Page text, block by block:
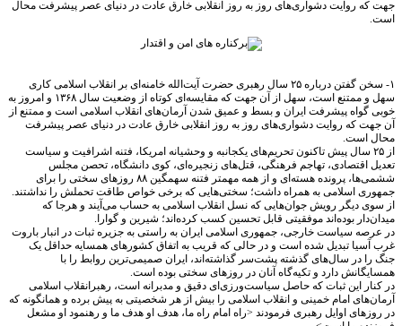
روایت دشواری‌های روز به روز انقلابی خارق عادت در دنیای عصر پیشرفت محال
۱- سخن گفتن درباره ۲۵ سال رهبری حضرت آیت‌الله خامنه‌‌ای بر انقلاب اسلامی کاری
سهل و ممتنع است، سهل از آن جهت که مقایسه‌ای کوتاه از وضعیت سال ۱۳۶۸ و امروز به
پیشرفت ایران و بسط و عمیق شدن آرمان‌های انقلاب اسلامی است و ممتنع از
که روایت دشواری‌های روز به روز انقلابی خارق عادت در دنیای عصر پیشرفت
است.
۲۵ سال پیش تاکنون تحریم‌های یکجانبه و وحشیانه امریکا، فتنه اشرافیت و سیاست
اقتصادی،‌ تهاجم فرهنگی، ‌قتل‌های زنجیره‌ای، کوی دانشگاه، تحصن مجلس
ششمی‌ها، پرونده هسته‌ای و از همه مهمتر فتنه سهمگین ۸۸ روزهای سختی را برای
اسلامی به همراه داشت؛ سختی‌هایی که برخی خواص طاقت تحملش را نداشتند.
دیگر رویش جوان‌هایی که نسل انقلاب اسلامی به حساب می‌آیند و هرجا که
بوده‌اند موفقیتی قابل تحسین کسب کرده‌اند؛ شیرین و گوارا.
سیاست خارجی، جمهوری اسلامی ایران به راستی به جزیره ثبات در انبار باروت
تبدیل شده است و در حالی که قریب به اتفاق کشورهای همسایه حداقل یک
در سال‌های گذشته پشت‌سر گذاشته‌اند، ایران صمیمی‌ترین روابط را با
دارد و تکیه‌گاه آنان در روزهای سختی بوده است.
این ثبات که حاصل سیاست‌ورزی‌ای دقیق و مدبرانه است، رهبرانقلاب اسلامی
امام خمینی و انقلاب اسلامی را بیش از هر شخصیتی به پیش برده و همانگونه که
اوایل رهبری فرمودند <راه امام راه ما، هدف او هدف ما و رهنمود او مشعل